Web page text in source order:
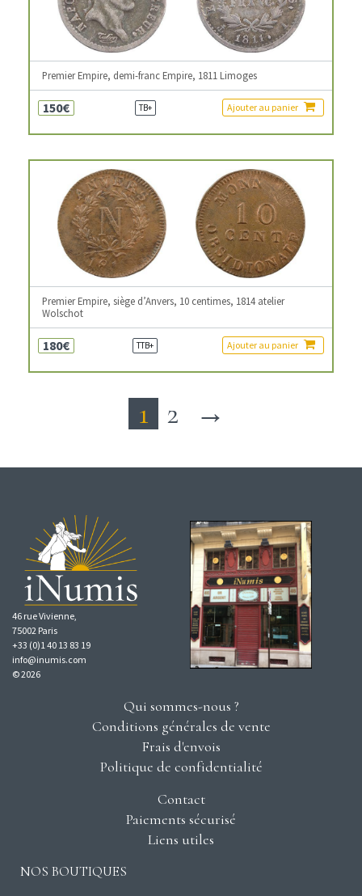
Premier Empire, demi-franc Empire, 1811 Limoges
150€ TB+ Ajouter au panier
Premier Empire, siège d’Anvers, 10 centimes, 1814 atelier
Wolschot
180€ TTB+ Ajouter au panier
1 2 →
46 rue Vivienne,
75002 Paris
+33 (0)1 40 13 83 19
info@inumis.com
© 2026
Qui sommes-nous ?
Conditions générales de vente
Frais d'envois
Politique de confidentialité
Contact
Paiements sécurisé
Liens utiles
NOS BOUTIQUES